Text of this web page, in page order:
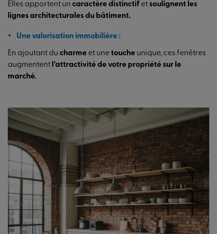
Elles apportent un caractère distinctif etsoulignent les
lignes architecturales du bâtiment.
Une valorisation immobilière :
En ajoutant du charme et unetouche unique, ces fenêtres
augmentent l’attractivité de votre propriété sur le
marché.